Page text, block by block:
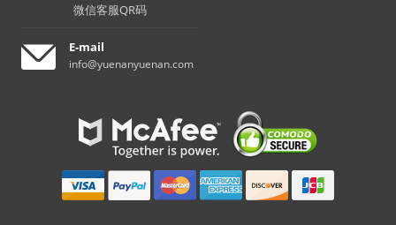
微信客服QR码
E-mail
info@yuenanyuenan.com